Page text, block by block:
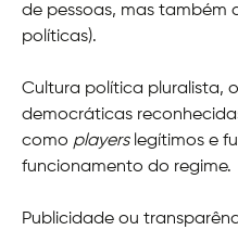
de pessoas, mas também
políticas).
Cultura política pluralista,
democráticas
como playerslegítimos e
funcionamento do regime.
Publicidade ou